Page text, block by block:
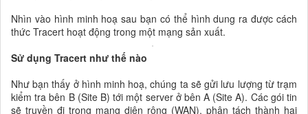
Nhìn vào hình minh hoạ sau bạn có thể hình dung ra được cách
thức Tracert hoạt động trong một mạng sản xuất.
Sử dụng Tracert như thế nào
Như bạn thấy ở hình minh hoạ, chúng ta sẽ gửi lưu lượng từ trạm
kiểm tra bên B (Site B) tới một server ở bên A (Site A). Các gói tin
sẽ truyền đi trong mạng diện rộng (WAN), phân tách thành hai